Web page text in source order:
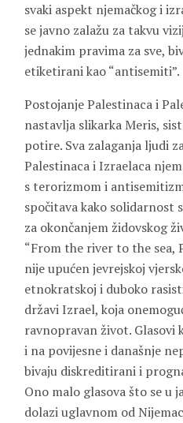
svaki aspekt njemačkog i
se javno zalažu za takvu
jednakim pravima za sve,
etiketirani kao “antisemiti”.
Postojanje Palestinaca i
nastavlja slikarka Meris,
potire. Sva zalaganja ljudi
Palestinaca i Izraelaca
s terorizmom i
spočitava kako solidarnost
za okončanjem židovskog
“From the river to the sea,
nije upućen jevrejskoj
etnokratskoj i duboko
državi Izrael, koja
ravnopravan život. Glasovi
i na povijesne i današnje
bivaju diskreditirani i
Ono malo glasova što se u
dolazi uglavnom od